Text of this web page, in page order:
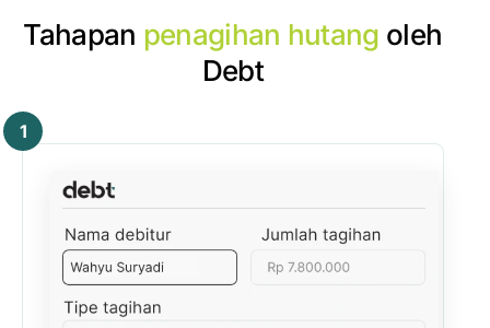
Tahapan penagihan hutang oleh
Debt
1